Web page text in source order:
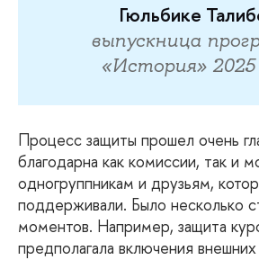
Гюльбике
выпускница
«История» 2025
Процесс защиты прошел очень
благодарна как комиссии, так и
одногруппникам и друзьям,
поддерживали. Было несколько
моментов. Например, защита
предполагала включения